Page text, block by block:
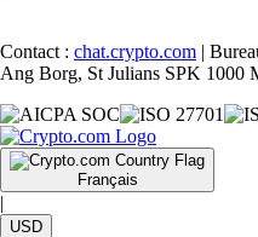
Contact : chat.crypto.com |
Ang Borg, St Julians SPK 1000
Français
|
USD